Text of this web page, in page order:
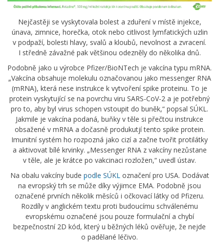
Nejčastěji se vyskytovala bolest a zduření v místě injekce,
únava, zimnice, horečka, otok nebo citlivost lymfatických uzlin
v podpaží, bolesti hlavy, svalů a kloubů, nevolnost a zvracení.
I středně závažné pak většinou odezněly do několika dnů.
Podobně jako u výrobce Pfizer/BioNTech je vakcína typu mRNA.
„Vakcína obsahuje molekulu označovanou jako messenger RNA
(mRNA), která nese instrukce k vytvoření spike proteinu. To je
protein vyskytující se na povrchu viru SARS-CoV-2 a je potřebný
pro to, aby byl virus schopen vstoupit do buněk,“ popsal SÚKL.
Jakmile je vakcína podaná, buňky v těle si přečtou instrukce
obsažené v mRNA a dočasně produkutjí tento spike protein.
Imunitní systém ho rozpozná jako cizí a začne tvořit protilátky
a aktivovat bílé krvinky. „Messenger RNA z vakcíny nezůstane
v těle, ale je krátce po vakcinaci rozložen,“ uvedl ústav.
Na obalu vakcíny bude podle SÚKL označení pro USA. Dodávat
na evropský trh se může díky výjimce EMA. Podobně jsou
označené prvních několik měsíců i očkovací látky od Pfizeru.
Rozdíly v anglickém textu proti budoucímu schválenému
evropskému označené jsou pouze formulační a chybí
bezpečnostní 2D kód, který u běžných léků ověřuje, že nejde
o padělané léčivo.